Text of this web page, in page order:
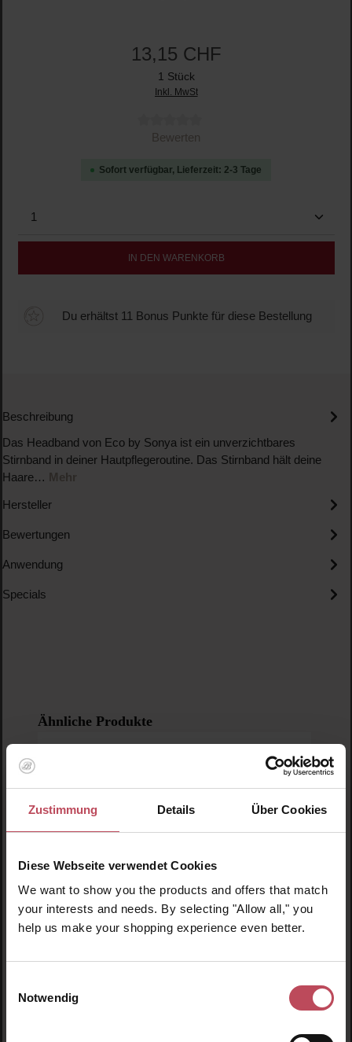
Zustimmung Details Über Cookies
Diese Webseite verwendet Cookies
We want to show you the products and offers that match
your interests and needs. By selecting "Allow all," you
help us make your shopping experience even better.
Notwendig
13,15 CHF
1 Stück
Inkl. MwSt
Durchschnittliche Bewertung von 0 von 5 Sternen
Bewerten
Sofort verfügbar, Lieferzeit: 2-3 Tage
Produkt Anzahl: Gib den gewünschten Wert ein
IN DEN WARENKORB
Du erhältst 11 Bonus Punkte für diese Bestellung
Beschreibung
Das Headband von Eco by Sonya ist ein unverzichtbares
Stirnband in deiner Hautpflegeroutine. Das Stirnband hält deine
Haare… Mehr
Hersteller
Bewertungen
Anwendung
Specials
Produktgalerie überspringen
Ähnliche Produkte